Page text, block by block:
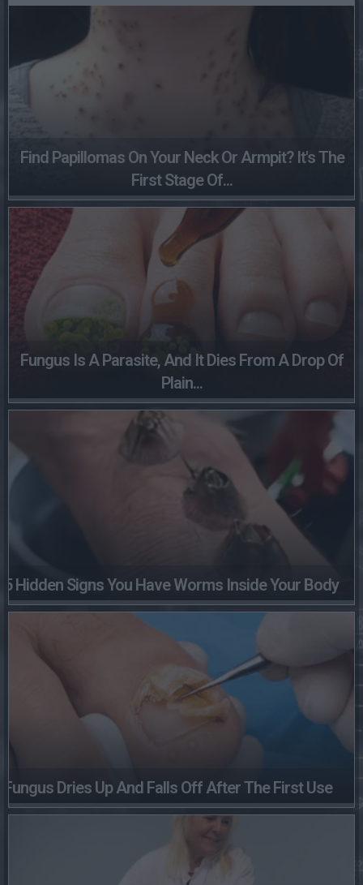
Find Papillomas On Your Neck Or Armpit? It's The
First Stage Of...
Fungus Is A Parasite, And It Dies From A Drop Of
Plain...
5 Hidden Signs You Have Worms Inside Your Body
Fungus Dries Up And Falls Off After The First Use